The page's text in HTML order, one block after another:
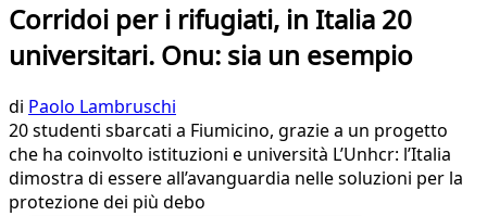
Corridoi per i rifugiati, in Italia 20
universitari. Onu: sia un esempio
di Paolo Lambruschi
20 studenti sbarcati a Fiumicino, grazie a un progetto
che ha coinvolto istituzioni e università L’Unhcr: l’Italia
dimostra di essere all’avanguardia nelle soluzioni per la
protezione dei più debo